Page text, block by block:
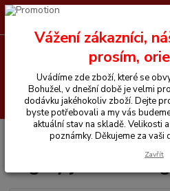
+420 605 255 500
Vše pro jezdce Legíny jezdecké
Legíny jezdecké s
Vážení zákazníci,
prosím,
Uvádíme zde zboží, které se
Bohužel, v dnešní době je velmi
dodávku jakéhokoliv zboží. Dejte
byste potřebovali a my vás
aktuální stav na skladě. Velikosti
poznámky. Děkujeme za vaši
Zavřít